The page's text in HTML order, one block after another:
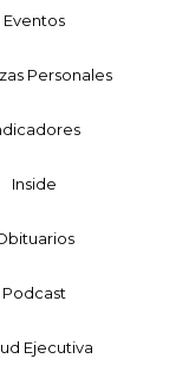
Eventos
Personales
Inside
Podcast
Ejecutiva